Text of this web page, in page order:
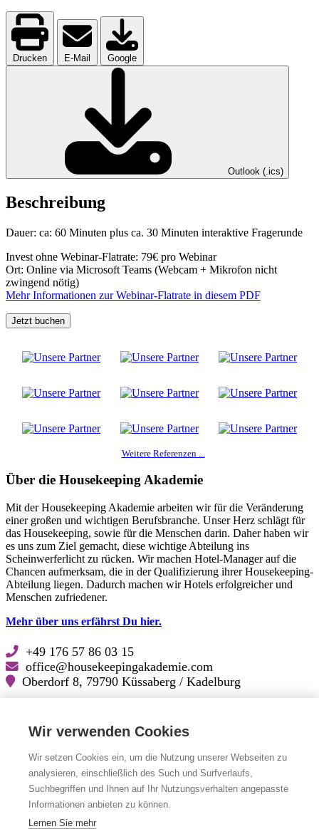
Drucken E-Mail Google
Outlook (.ics)
Beschreibung
Dauer: ca: 60 Minuten plus ca. 30 Minuten interaktive Fragerunde
Invest ohne Webinar-Flatrate: 79€ pro Webinar
Ort: Online via Microsoft Teams (Webcam + Mikrofon nicht
zwingend nötig)
Mehr Informationen zur Webinar-Flatrate in diesem PDF
Jetzt buchen
Weitere Referenzen ...
Über die Housekeeping Akademie
Mit der Housekeeping Akademie arbeiten wir für die Veränderung
einer großen und wichtigen Berufsbranche. Unser Herz schlägt für
das Housekeeping, sowie für die Menschen darin. Daher haben wir
es uns zum Ziel gemacht, diese wichtige Abteilung ins
Scheinwerferlicht zu rücken. Wir machen Hotel-Manager auf die
Chancen aufmerksam, die in der Qualifizierung ihrer Housekeeping-
Abteilung liegen. Dadurch machen wir Hotels erfolgreicher und
Menschen zufriedener.
Mehr über uns erfährst Du hier.
+49 176 57 86 03 15
office@housekeepingakademie.com
Oberdorf 8, 79790 Küssaberg / Kadelburg
Folge uns auf
Facebook Facebook
LinkedInLinkedIn
InstagramInstagram
Wir verwenden Cookies
Wir setzen Cookies ein, um die Nutzung unserer Webseiten zu
analysieren, einschließlich des Such und Surfverlaufs,
Suchbegriffen und Ihnen auf Ihr Nutzungsverhalten angepasste
Informationen anbieten zu können.
Lernen Sie mehr